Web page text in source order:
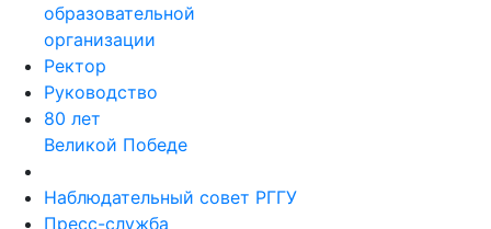
образовательной
организации
Ректор
Руководство
80 лет
Великой Победе
Наблюдательный совет РГГУ
Пресс-служба